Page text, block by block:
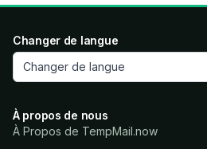
Changer de langue
Changer de langue
À propos de nous
À Propos de TempMail.now